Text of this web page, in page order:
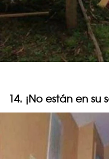
14. ¡No están en su